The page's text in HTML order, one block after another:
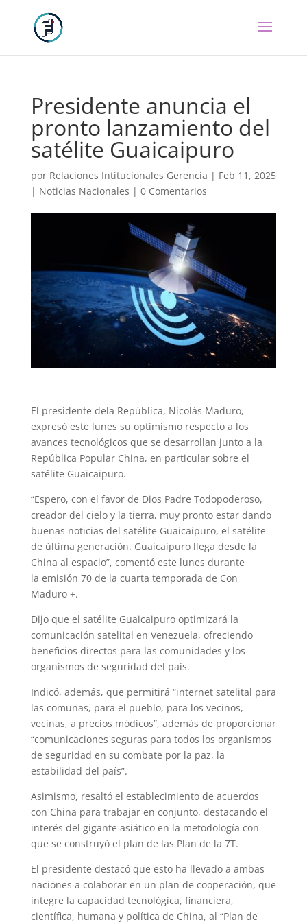
Presidente anuncia el
pronto lanzamiento del
satélite Guaicaipuro
por Relaciones Intitucionales Gerencia | Feb 11, 2025
| Noticias Nacionales | 0 Comentarios
El presidente dela República, Nicolás Maduro,
expresó este lunes su optimismo respecto a los
avances tecnológicos que se desarrollan junto a la
República Popular China, en particular sobre el
satélite Guaicaipuro.
“Espero, con el favor de Dios Padre Todopoderoso,
creador del cielo y la tierra, muy pronto estar dando
buenas noticias del satélite Guaicaipuro, el satélite
de última generación. Guaicaipuro llega desde la
China al espacio”, comentó este lunes durante
la emisión 70 de la cuarta temporada de Con
Maduro +.
Dijo que el satélite Guaicaipuro optimizará la
comunicación satelital en Venezuela, ofreciendo
beneficios directos para las comunidades y los
organismos de seguridad del país.
Indicó, además, que permitirá “internet satelital para
las comunas, para el pueblo, para los vecinos,
vecinas, a precios módicos”, además de proporcionar
“comunicaciones seguras para todos los organismos
de seguridad en su combate por la paz, la
estabilidad del país”.
Asimismo, resaltó el establecimiento de acuerdos
con China para trabajar en conjunto, destacando el
interés del gigante asiático en la metodología con
que se construyó el plan de las Plan de la 7T.
El presidente destacó que esto ha llevado a ambas
naciones a colaborar en un plan de cooperación, que
integre la capacidad tecnológica, financiera,
científica, humana y política de China, al “Plan de